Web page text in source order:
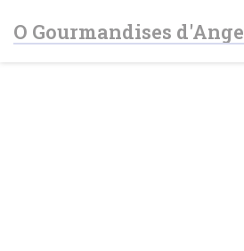
O Gourmandises d'Ange